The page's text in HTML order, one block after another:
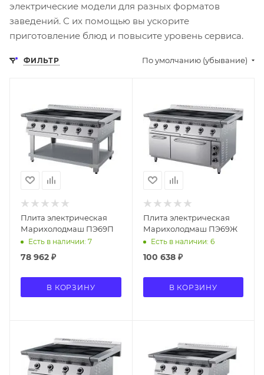
электрические модели для разных форматов
заведений. С их помощью вы ускорите
приготовление блюд и повысите уровень сервиса.
ФИЛЬТР По умолчанию (убывание)
Плита электрическая
Марихолодмаш ПЭ69П
Есть в наличии: 7
78 962 ₽
В КОРЗИНУ
Плита электрическая
Марихолодмаш ПЭ69Ж
Есть в наличии: 6
100 638₽
В КОРЗИНУ